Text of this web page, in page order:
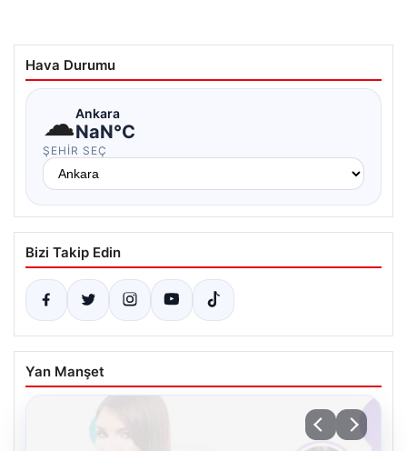
Hava Durumu
☁Ankara
NaN°C
ŞEHIR SEÇ
Bizi Takip Edin
Yan Manşet